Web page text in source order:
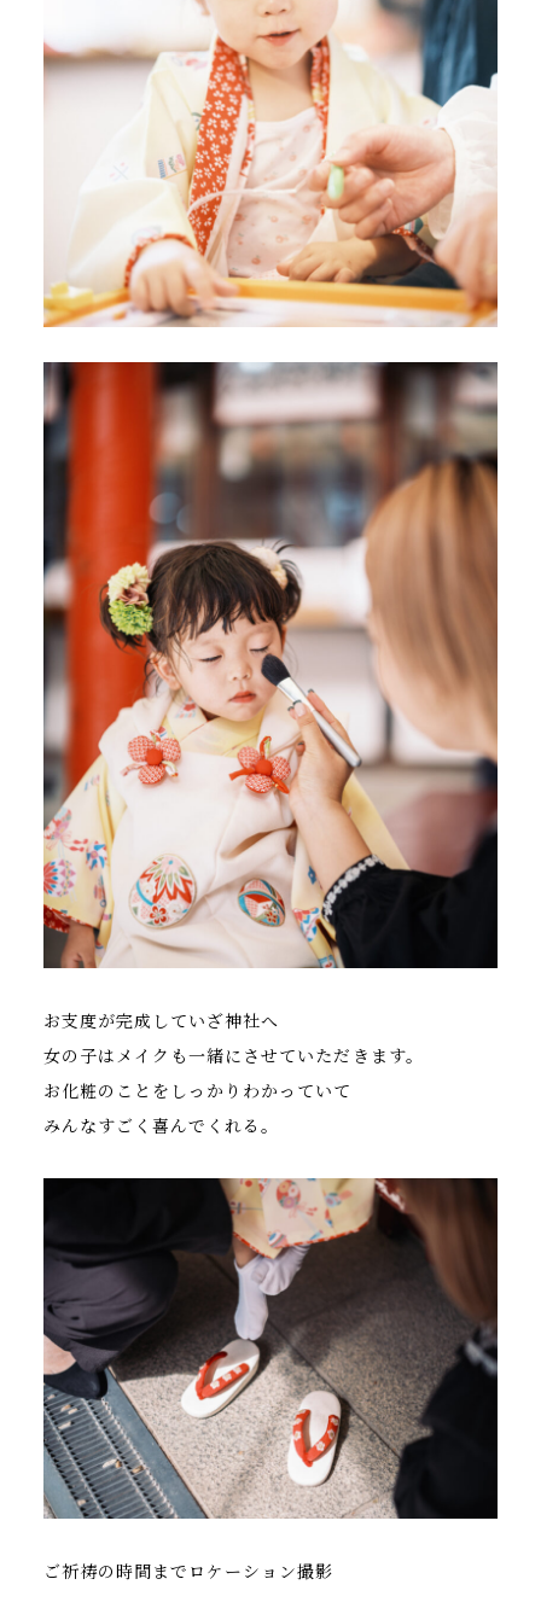
お支度が完成していざ神社へ
女の子はメイクも一緒にさせていただきます。
お化粧のことをしっかりわかっていて
みんなすごく喜んでくれる。
ご祈祷の時間までロケーション撮影